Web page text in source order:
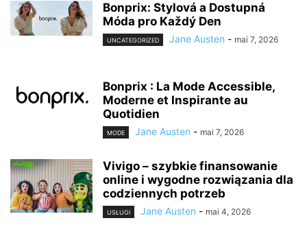
Bonprix: Stylová a Dostupná
Móda pro Každý Den
UNCATEGORIZED Jane Austen - mai 7, 2026
Bonprix : La Mode Accessible,
Moderne et Inspirante au
Quotidien
MODE Jane Austen - mai 7, 2026
Vivigo – szybkie finansowanie
online i wygodne rozwiązania dla
codziennych potrzeb
USŁUGI Jane Austen - mai 4, 2026